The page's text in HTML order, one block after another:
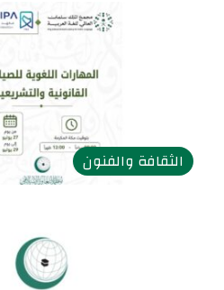
الثقافة والفنون